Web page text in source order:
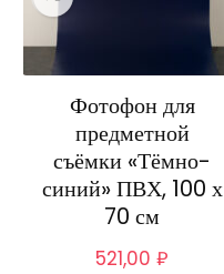
Фотофон для
предметной
съёмки «Тёмно-
синий» ПВХ, 100 х
70 см
521,00₽